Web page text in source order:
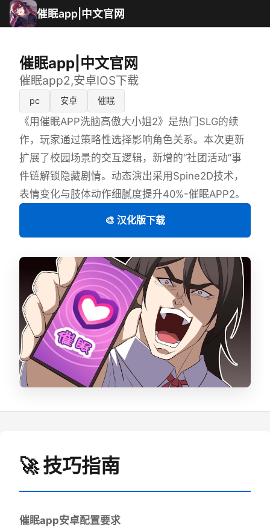
催眠app|中文官网
催眠app|中文官网
催眠app2,安卓IOS下载
pc 安卓 催眠
《用催眠APP洗脑高傲大小姐2》是热门SLG的续
作，玩家通过策略性选择影响角色关系。本次更新
扩展了校园场景的交互逻辑，新增的“社团活动”事
件链解锁隐藏剧情。动态演出采用Spine2D技术，
表情变化与肢体动作细腻度提升40%-催眠APP2。
🎨 汉化版下载
🚀 技巧指南
催眠app安卓配置要求